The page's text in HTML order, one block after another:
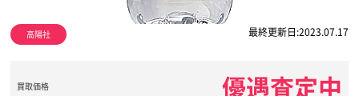
高陽社 最終更新日:2023.07.17
買取価格 優遇査定中